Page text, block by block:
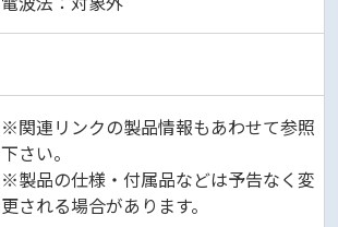
※関連リンクの製品情報もあわせて参照
下さい。
※製品の仕様・付属品などは予告なく変
更される場合があります。